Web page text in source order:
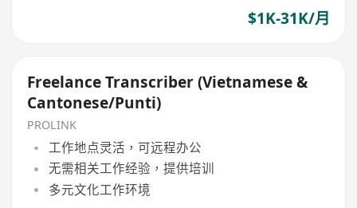
$1K-31K/月
Freelance Transcriber (Vietnamese &
Cantonese/Punti)
PROLINK
工作地点灵活，可远程办公
无需相关工作经验，提供培训
多元文化工作环境